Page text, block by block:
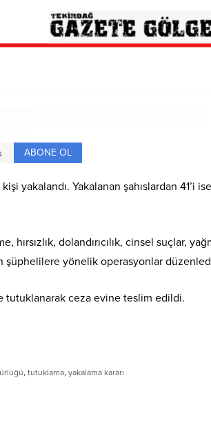
ABONE OL
yakalandı. Yakalanan şahıslardan 41’i ise
dolandırıcılık, cinsel suçlar,
şüphelilere yönelik operasyonlar
tutuklanarak ceza evine teslim edildi.
, tutuklama, yakalama kararı